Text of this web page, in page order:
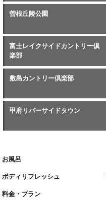
曽根丘陵公園
富士レイクサイドカントリー倶
楽部
敷島カントリー倶楽部
甲府リバーサイドタウン
お風呂
ボディリフレッシュ
料金・プラン